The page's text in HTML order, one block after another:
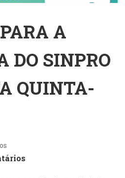
A
DO SINPRO
QUINTA-